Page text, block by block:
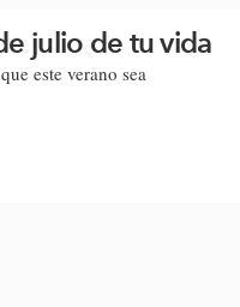
julio de tu vida
este verano sea